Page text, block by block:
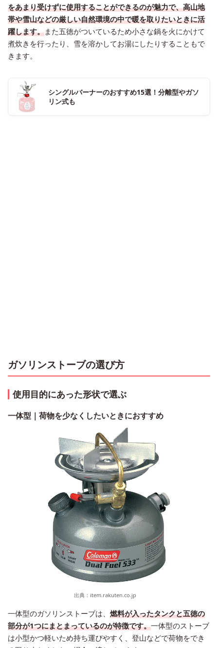
をあまり受けずに使用することができるのが魅力で、高山地
帯や雪山などの厳しい自然環境の中で暖を取りたいときに活
躍します。また五徳がついているため小さな鍋を火にかけて
煮炊きを行ったり、雪を溶かしてお湯にしたりすることもで
きます。
シングルバーナーのおすすめ15選！分離型やガソ
リン式も
ガソリンストーブの選び方
使用目的にあった形状で選ぶ
一体型｜荷物を少なくしたいときにおすすめ
出典： item.rakuten.co.jp
一体型のガソリンストーブは、 燃料が入ったタンクと五徳の
部分が1つにまとまっているのが特徴です。一体型のストーブ
は小型かつ軽いため持ち運びやすく、登山などで荷物をでき